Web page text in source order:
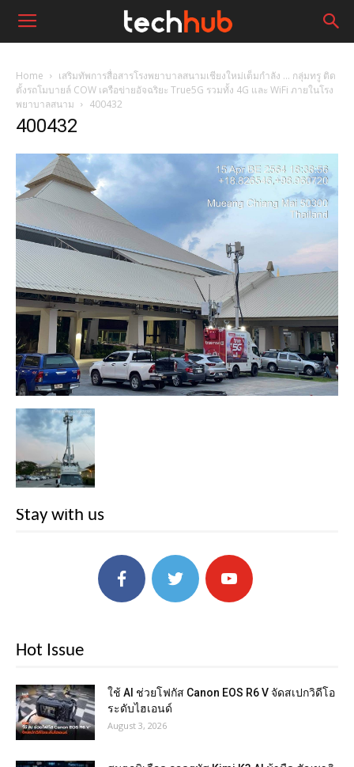
Home
เสริมทัพการสื่อสารโรงพยาบาลสนามเชียงใหม่เต็มกำลัง … กลุ่มทรู ติด
ตั้งรถโมบายล์ COW เครือข่ายอัจฉริยะ True5G รวมทั้ง 4G และ WiFi ภายในโรง
พยาบาลสนาม
400432
400432
Stay with us
Hot Issue
ใช้ AI ช่วยโฟกัส Canon EOS R6 V จัดสเปกวิดีโอ
ระดับไฮเอนด์
August 3, 2026